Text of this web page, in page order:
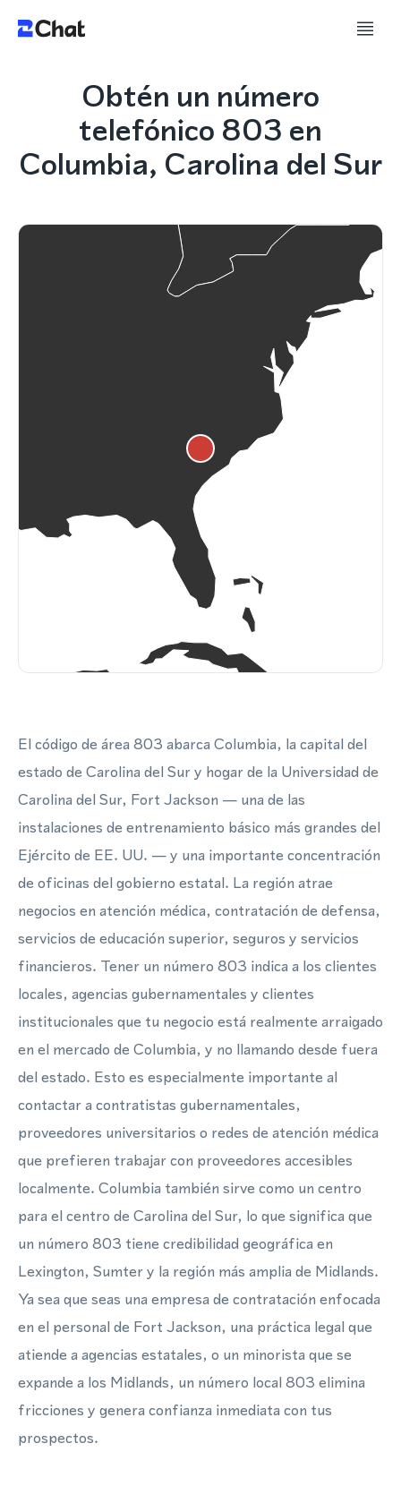
Obtén un número
telefónico 803 en
Columbia, Carolina del Sur
El código de área 803 abarca Columbia, la capital del
estado de Carolina del Sur y hogar de la Universidad de
Carolina del Sur, Fort Jackson — una de las
instalaciones de entrenamiento básico más grandes del
Ejército de EE. UU. — y una importante concentración
de oficinas del gobierno estatal. La región atrae
negocios en atención médica, contratación de defensa,
servicios de educación superior, seguros y servicios
financieros. Tener un número 803 indica a los clientes
locales, agencias gubernamentales y clientes
institucionales que tu negocio está realmente arraigado
en el mercado de Columbia, y no llamando desde fuera
del estado. Esto es especialmente importante al
contactar a contratistas gubernamentales,
proveedores universitarios o redes de atención médica
que prefieren trabajar con proveedores accesibles
localmente. Columbia también sirve como un centro
para el centro de Carolina del Sur, lo que significa que
un número 803 tiene credibilidad geográfica en
Lexington, Sumter y la región más amplia de Midlands.
Ya sea que seas una empresa de contratación enfocada
en el personal de Fort Jackson, una práctica legal que
atiende a agencias estatales, o un minorista que se
expande a los Midlands, un número local 803 elimina
fricciones y genera confianza inmediata con tus
prospectos.